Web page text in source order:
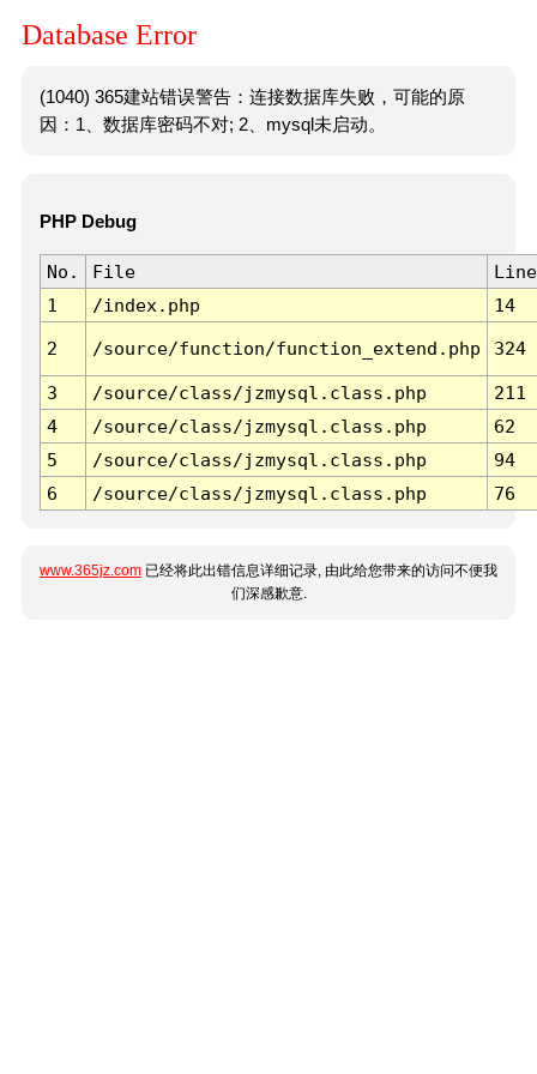
Database Error
(1040) 365建站错误警告：连接数据库失败，可能的原
因：1、数据库密码不对; 2、mysql未启动。
PHP Debug
No. File
Line
1
/index.php 14
2 /source/function/function_extend.php 324
3 /source/class/jzmysql.class.php
211
4
/source/class/jzmysql.class.php
62
5
/source/class/jzmysql.class.php
94
6
/source/class/jzmysql.class.php 76
www.365jz.com 已经将此出错信息详细记录, 由此给您带来的访问不便我
们深感歉意.